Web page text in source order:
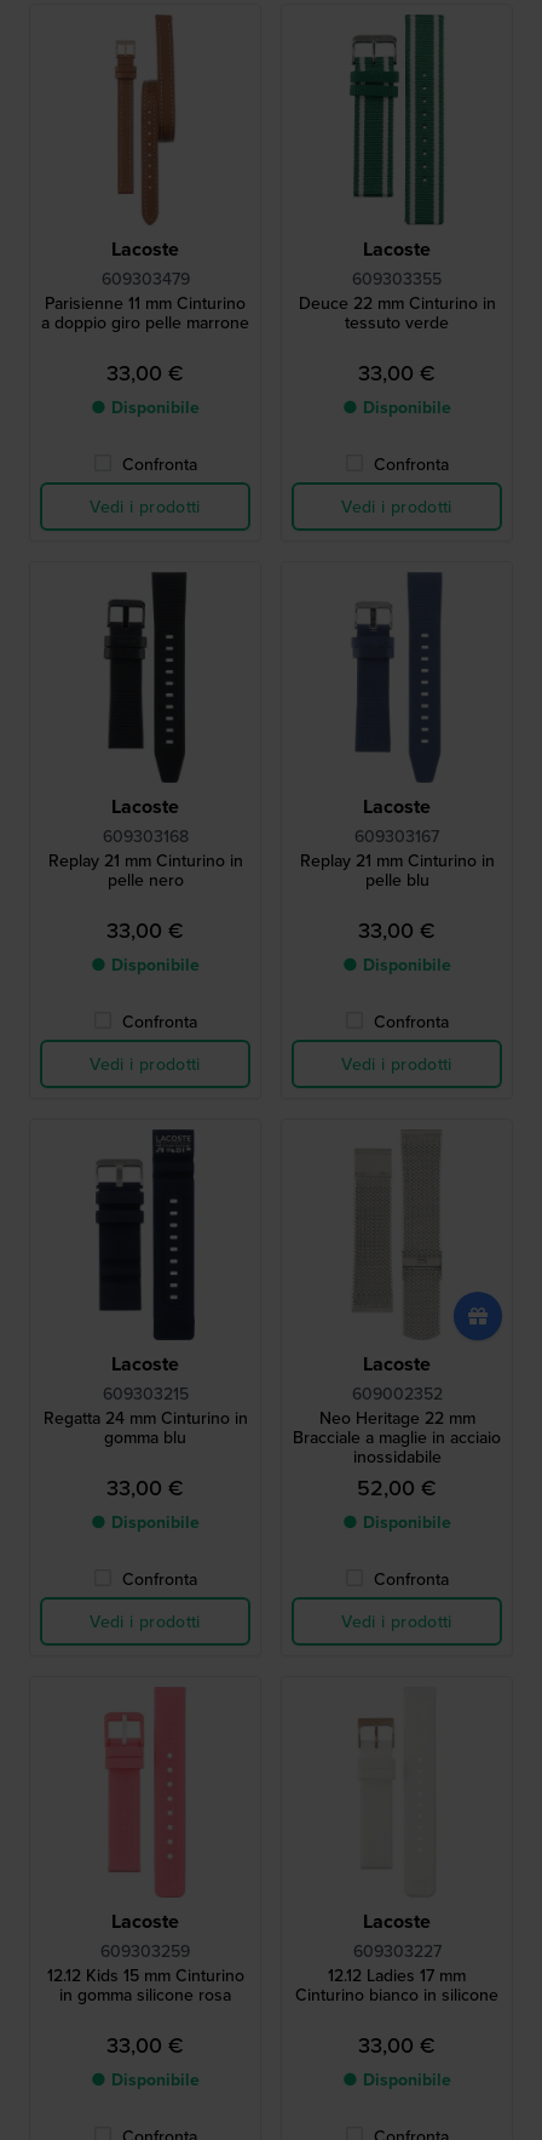
Lacoste
609303479
Parisienne 11 mm Cinturino
a doppio giro pelle marrone
33,00 €
● Disponibile
Confronta
Vedi i prodotti
Lacoste
609303355
Deuce 22 mm Cinturino in
tessuto verde
33,00 €
● Disponibile
Confronta
Vedi i prodotti
Lacoste
609303168
Replay 21 mm Cinturino in
pelle nero
33,00 €
● Disponibile
Confronta
Vedi i prodotti
Lacoste
609303167
Replay 21 mm Cinturino in
pelle blu
33,00 €
● Disponibile
Confronta
Vedi i prodotti
Lacoste
609303215
Regatta 24 mm Cinturino in
gomma blu
33,00 €
● Disponibile
Confronta
Vedi i prodotti
Lacoste
609002352
Neo Heritage 22 mm
Bracciale a maglie in acciaio
inossidabile
52,00 €
● Disponibile
Confronta
Vedi i prodotti
Lacoste
609303259
12.12 Kids 15 mm Cinturino
in gomma silicone rosa
33,00 €
● Disponibile
Lacoste
609303227
12.12 Ladies 17 mm
Cinturino bianco in silicone
33,00 €
● Disponibile